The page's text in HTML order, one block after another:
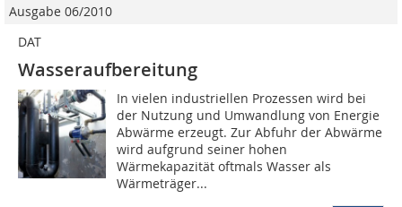
Ausgabe 06/2010
DAT
Wasseraufbereitung
In vielen industriellen Prozessen wird bei
der Nutzung und Umwandlung von Energie
Abwärme erzeugt. Zur Abfuhr der Abwärme
wird aufgrund seiner hohen
Wärmekapazität oftmals Wasser als
Wärmeträger...